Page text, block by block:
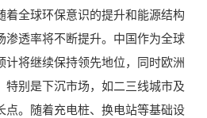
全球环保意识的提升和能源结构
渗透率将不断提升。中国作为全球
将继续保持领先地位，同时欧洲
别是下沉市场，如二三线城市及
点。随着充电桩、换电站等基础设